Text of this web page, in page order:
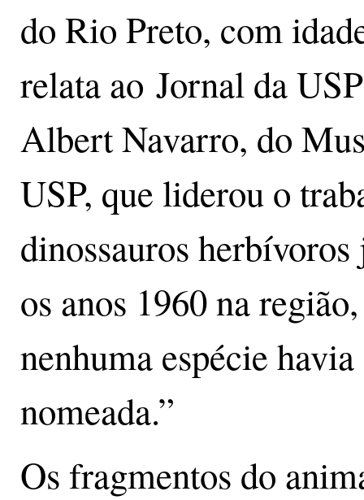
do Rio Preto, com
relata ao Jornal da
Albert Navarro, do
USP, que liderou o
dinossauros
os anos 1960 na
nenhuma espécie
nomeada.”
Os fragmentos do